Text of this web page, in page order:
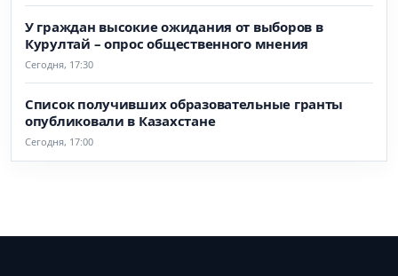
У граждан высокие ожидания от выборов в
Курултай – опрос общественного мнения
Сегодня, 17:30
Список получивших образовательные гранты
опубликовали в Казахстане
Сегодня, 17:00